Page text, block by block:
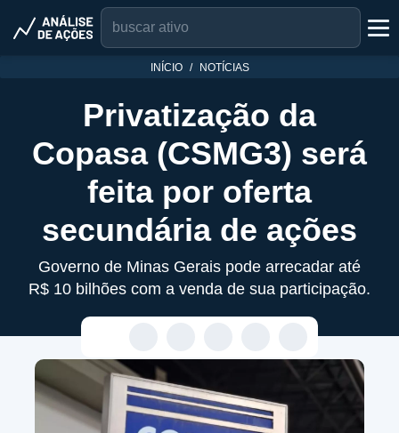
INÍCIO NOTÍCIAS
Privatização da
Copasa (CSMG3) será
feita por oferta
secundária de ações
Governo de Minas Gerais pode arrecadar até
R$ 10 bilhões com a venda de sua participação.